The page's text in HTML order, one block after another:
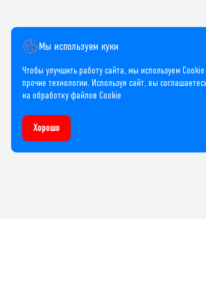
Мы используем куки
Чтобы улучшить работу сайта, мы используем
прочие технологии. Используя сайт, вы
на обработку файлов Cookie
Хорошо